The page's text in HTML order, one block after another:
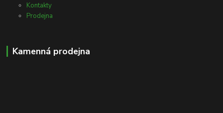
Kontakty
Prodejna
Kamenná prodejna